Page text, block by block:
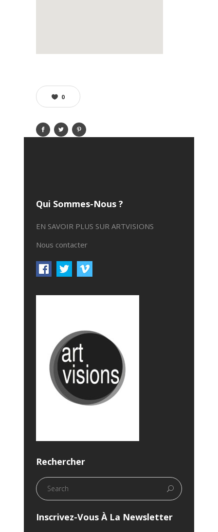
0
Qui Sommes-Nous ?
EN SAVOIR PLUS SUR ARTVISIONS
Nous contacter
Rechercher
Inscrivez-Vous À La Newsletter